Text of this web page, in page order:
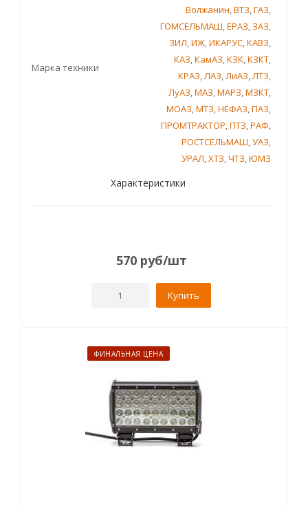
Марка техники
Волжанин,ВТЗ,ГАЗ,
ГОМСЕЛЬМАШ,ЕРАЗ, ЗАЗ,
ЗИЛ,ИЖ,ИКАРУС,КАВЗ,
КАЗ,КамАЗ,КЗК,КЗКТ,
КРАЗ,ЛАЗ,ЛиАЗ,ЛТЗ,
ЛуАЗ,МАЗ,МАРЗ,МЗКТ,
МОАЗ,МТЗ,НЕФАЗ,ПАЗ,
ПРОМТРАКТОР,ПТЗ,РАФ,
РОСТСЕЛЬМАШ,УАЗ,
УРАЛ,ХТЗ,ЧТЗ,ЮМЗ
Характеристики
570 руб/шт
Купить
ФИНАЛЬНАЯ ЦЕНА